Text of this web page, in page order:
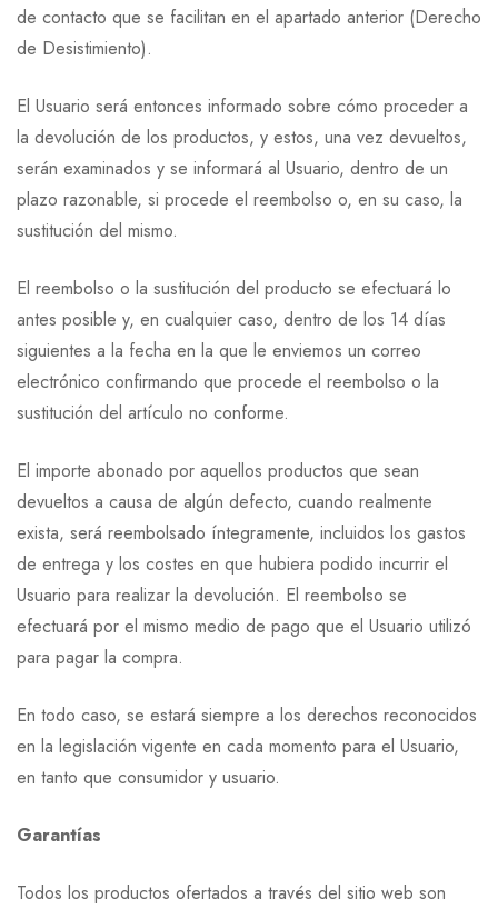
de contacto que se facilitan en el apartado anterior (Derecho
de Desistimiento).
El Usuario será entonces informado sobre cómo proceder a
la devolución de los productos, y estos, una vez devueltos,
serán examinados y se informará al Usuario, dentro de un
plazo razonable, si procede el reembolso o, en su caso, la
sustitución del mismo.
El reembolso o la sustitución del producto se efectuará lo
antes posible y, en cualquier caso, dentro de los 14 días
siguientes a la fecha en la que le enviemos un correo
electrónico confirmando que procede el reembolso o la
sustitución del artículo no conforme.
El importe abonado por aquellos productos que sean
devueltos a causa de algún defecto, cuando realmente
exista, será reembolsado íntegramente, incluidos los gastos
de entrega y los costes en que hubiera podido incurrir el
Usuario para realizar la devolución. El reembolso se
efectuará por el mismo medio de pago que el Usuario utilizó
para pagar la compra.
En todo caso, se estará siempre a los derechos reconocidos
en la legislación vigente en cada momento para el Usuario,
en tanto que consumidor y usuario.
Garantías
Todos los productos ofertados a través del sitio web son